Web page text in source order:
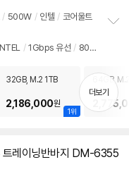
/ 500W / 인텔 / 코어울트
/ 1Gbps 유선 / 802.
용도: 사무/인강용
구성변경
치
기
1위
32GB, M.2 1TB
2,186,000원
64GB,
더보기
트레이닝반바지 DM-6355